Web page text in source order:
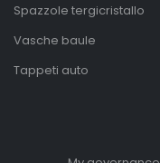
Spazzole tergicristallo
Vasche baule
Tappeti auto